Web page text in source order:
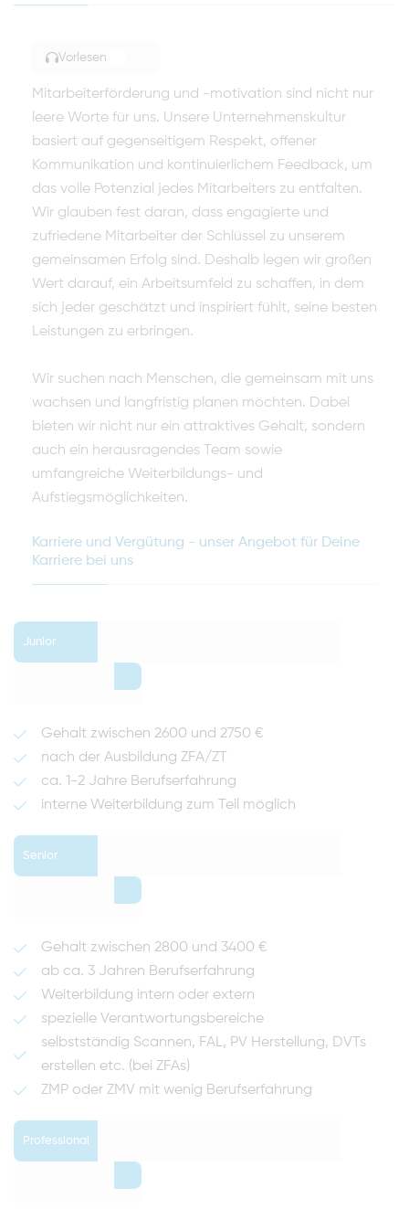
Vorlesen
Mitarbeiterförderung und -motivation sind nicht nur
leere Worte für uns. Unsere Unternehmenskultur
basiert auf gegenseitigem Respekt, offener
Kommunikation und kontinuierlichem Feedback, um
das volle Potenzial jedes Mitarbeiters zu entfalten.
Wir glauben fest daran, dass engagierte und
zufriedene Mitarbeiter der Schlüssel zu unserem
gemeinsamen Erfolg sind. Deshalb legen wir großen
Wert darauf, ein Arbeitsumfeld zu schaffen, in dem
sich jeder geschätzt und inspiriert fühlt, seine besten
Leistungen zu erbringen.
Wir suchen nach Menschen, die gemeinsam mit uns
wachsen und langfristig planen möchten. Dabei
bieten wir nicht nur ein attraktives Gehalt, sondern
auch ein herausragendes Team sowie
umfangreiche Weiterbildungs- und
Aufstiegsmöglichkeiten.
Karriere und Vergütung - unser Angebot für Deine
Karriere bei uns
Junior
Gehalt zwischen 2600 und 2750 €
nach der Ausbildung ZFA/ZT
ca. 1-2 Jahre Berufserfahrung
interne Weiterbildung zum Teil möglich
Senior
Gehalt zwischen 2800 und 3400 €
ab ca. 3 Jahren Berufserfahrung
Weiterbildung intern oder extern
spezielle Verantwortungsbereiche
selbstständig Scannen, FAL, PV Herstellung, DVTs
erstellen etc. (bei ZFAs)
ZMP oder ZMV mit wenig Berufserfahrung
Professional